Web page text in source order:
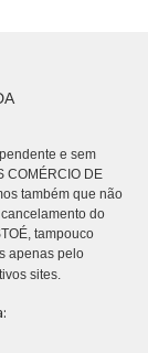
e sem
COMÉRCIO DE
também que não
do
tampouco
apenas pelo
sites.